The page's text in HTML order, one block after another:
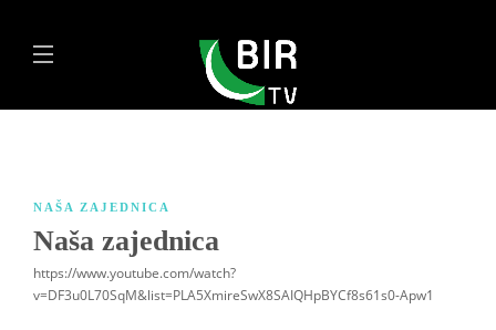
NAŠA ZAJEDNICA
Naša zajednica
https://www.youtube.com/watch?
v=DF3u0L70SqM&list=PLA5XmireSwX8SAIQHpBYCf8s61s0-Apw1